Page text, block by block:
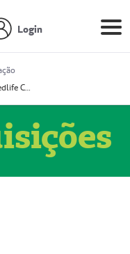
Login
Prestador Medlife Consultas e Diagnósticos (51004334-2)